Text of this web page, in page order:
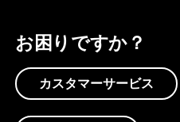
お困りですか？
カスタマーサービス